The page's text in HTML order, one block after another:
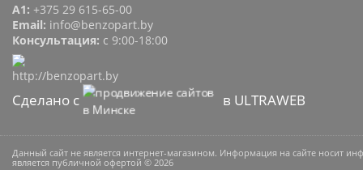
A1: +375 29 615-65-00
Email: info@benzopart.by
Консультация: с 9:00-18:00
Сделано с в ULTRAWEB
Данный сайт не является интернет-магазином. Информация на сайте носит
является публичной офертой © 2026